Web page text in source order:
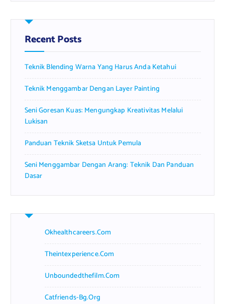
h
f
o
:
Recent Posts
Teknik Blending Warna Yang Harus Anda Ketahui
Teknik Menggambar Dengan Layer Painting
Seni Goresan Kuas: Mengungkap Kreativitas Melalui
Lukisan
Panduan Teknik Sketsa Untuk Pemula
Seni Menggambar Dengan Arang: Teknik Dan Panduan
Dasar
Okhealthcareers.com
Theintexperience.com
Unboundedthefilm.com
Catfriends-Bg.org